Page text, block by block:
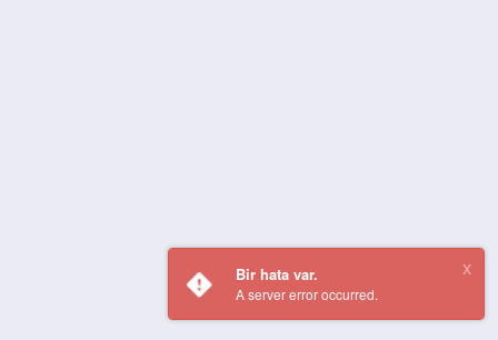
Bir hata var.
A server error occurred.